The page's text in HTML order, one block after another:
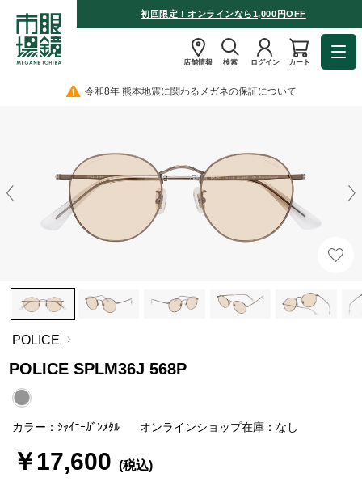
初回限定！オンラインなら1,000円OFF
店舗情報 検索 ログイン カート
令和8年 熊本地震に関わるメガネの保証について
POLICE
POLICE SPLM36J 568P
カラー：ｼｬｲﾆｰｶﾞﾝﾒﾀﾙ オンラインショップ在庫：なし
￥17,600